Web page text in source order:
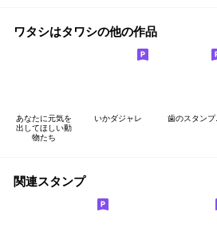
ワタシはタワシの他の作品
あなたに元気を
出してほしい動
物たち
いかダジャレ 歯のスタンプ.
関連スタンプ